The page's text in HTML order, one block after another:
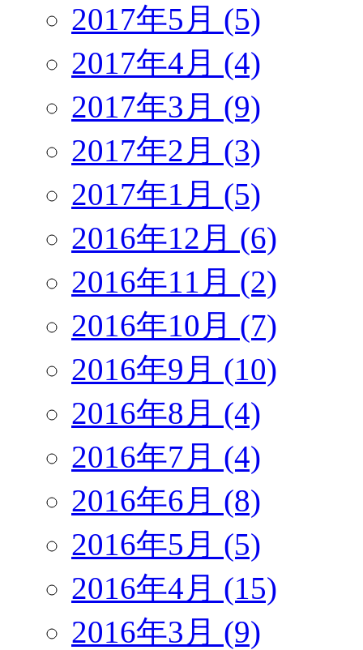
2017年5月 (5)
2017年4月 (4)
2017年3月 (9)
2017年2月 (3)
2017年1月 (5)
2016年12月 (6)
2016年11月 (2)
2016年10月 (7)
2016年9月 (10)
2016年8月 (4)
2016年7月 (4)
2016年6月 (8)
2016年5月 (5)
2016年4月 (15)
2016年3月 (9)